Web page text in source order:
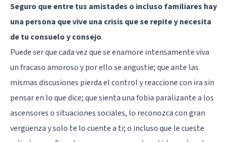
Seguro que entre tus amistades o incluso familiares hay
una persona que vive una crisis que se repite y necesita
de tu consuelo y consejo.
Puede ser que cada vez que se enamore intensamente viva
un fracaso amoroso y por ello se angustie; que ante las
mismas discusiones pierda el control y reaccione con ira sin
pensar en lo que dice; que sienta una fobia paralizante a los
ascensores o situaciones sociales, lo reconozca con gran
vergüenza y solo te lo cuente a ti; o incluso que le cueste